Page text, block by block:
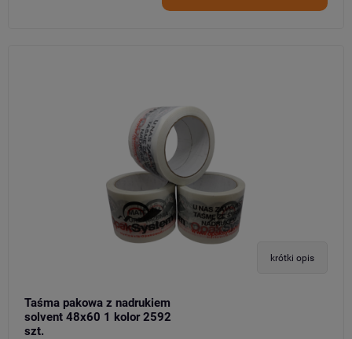
krótki opis
Taśma pakowa z nadrukiem
solvent 48x60 1 kolor 2592
szt.